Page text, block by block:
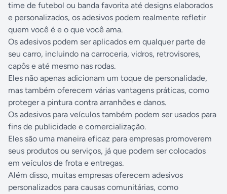
time de futebol ou banda favorita até designs elaborados
e personalizados, os adesivos podem realmente refletir
quem você é e o que você ama.
Os adesivos podem ser aplicados em qualquer parte de
seu carro, incluindo na carroceria, vidros, retrovisores,
capôs e até mesmo nas rodas.
Eles não apenas adicionam um toque de personalidade,
mas também oferecem várias vantagens práticas, como
proteger a pintura contra arranhões e danos.
Os adesivos para veículos também podem ser usados ​​para
fins de publicidade e comercialização.
Eles são uma maneira eficaz para empresas promoverem
seus produtos ou serviços, já que podem ser colocados
em veículos de frota e entregas.
Além disso, muitas empresas oferecem adesivos
personalizados para causas comunitárias, como